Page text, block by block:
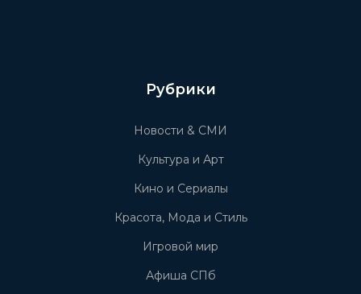
Рубрики
Новости & СМИ
Культура и Арт
Кино и Сериалы
Красота, Мода и Стиль
Игровой мир
Афиша СПб